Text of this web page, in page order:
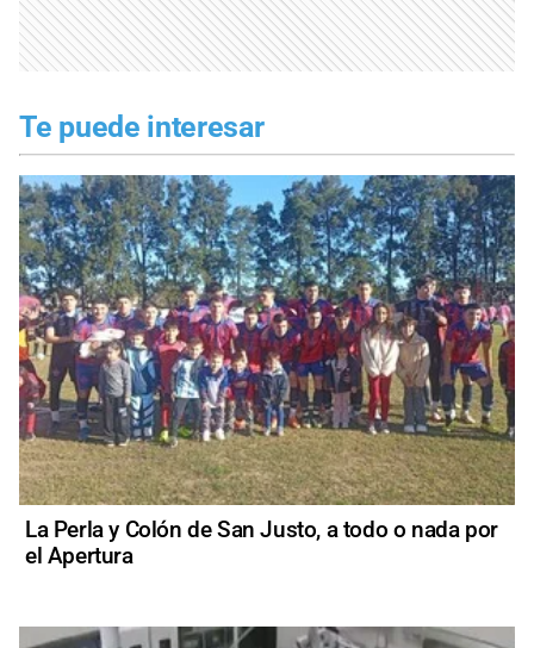
Te puede interesar
La Perla y Colón de San Justo, a todo o nada por
el Apertura